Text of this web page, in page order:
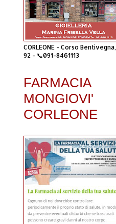
CORLEONE - Corso Bentivegna,
92 - 📞091-8461113
FARMACIA
MONGIOVI'
CORLEONE